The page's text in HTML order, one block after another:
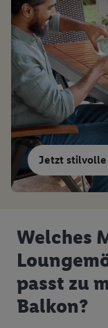
Jetzt stilvolle
Welches
passt zu
Balkon?